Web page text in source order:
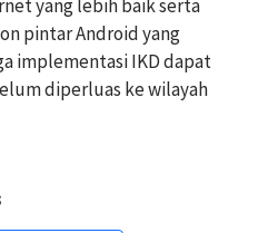
yang lebih baik serta
pintar Android yang
implementasi IKD dapat
diperluas ke wilayah